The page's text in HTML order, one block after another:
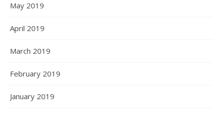
May 2019
April 2019
March 2019
February 2019
January 2019